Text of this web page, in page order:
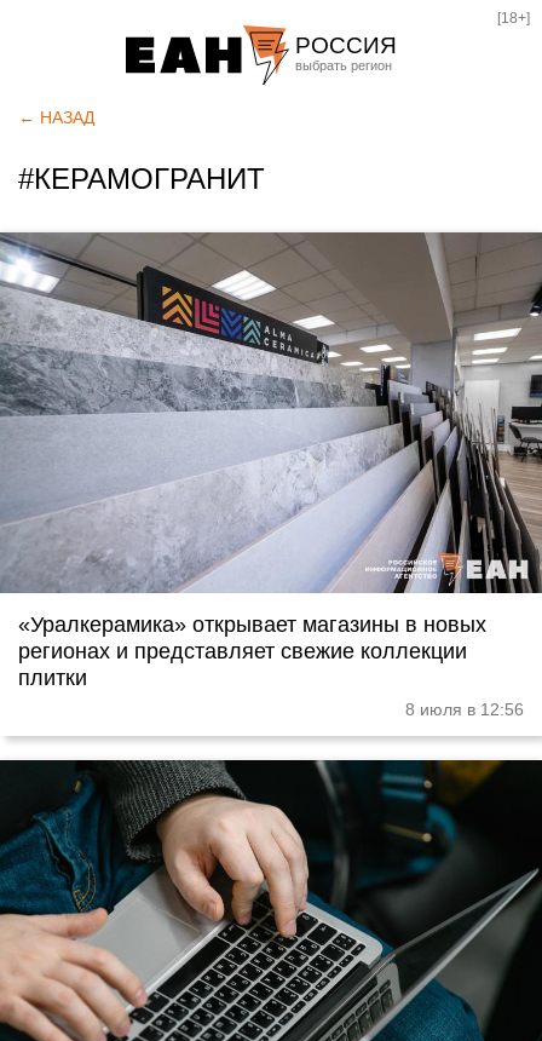
РОССИЯ
Оренбург
[18+]
← НАЗАД
#КЕРАМОГРАНИТ
«Уралкерамика» открывает магазины в новых
регионах и представляет свежие коллекции
плитки
8 июля в 12:56